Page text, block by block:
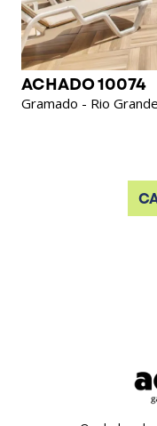
ACHADO 10074
Gramado - Rio